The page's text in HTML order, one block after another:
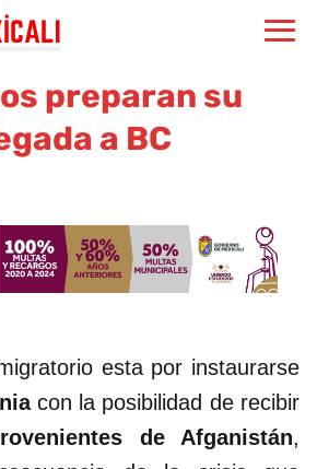
preparan su
a BC
esta por instaurarse
con la posibilidad de recibir
de Afganistán,